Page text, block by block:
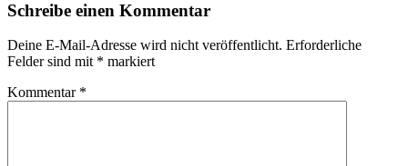
Schreibe einen Kommentar
Deine E-Mail-Adresse wird nicht veröffentlicht. Erforderliche
Felder sind mit * markiert
Kommentar *